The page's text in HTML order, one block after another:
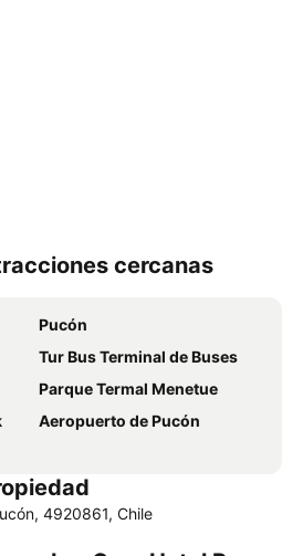
cercanas
Pucón
Tur Bus Terminal de Buses
Parque Termal Menetue
Aeropuerto de Pucón
4920861, Chile